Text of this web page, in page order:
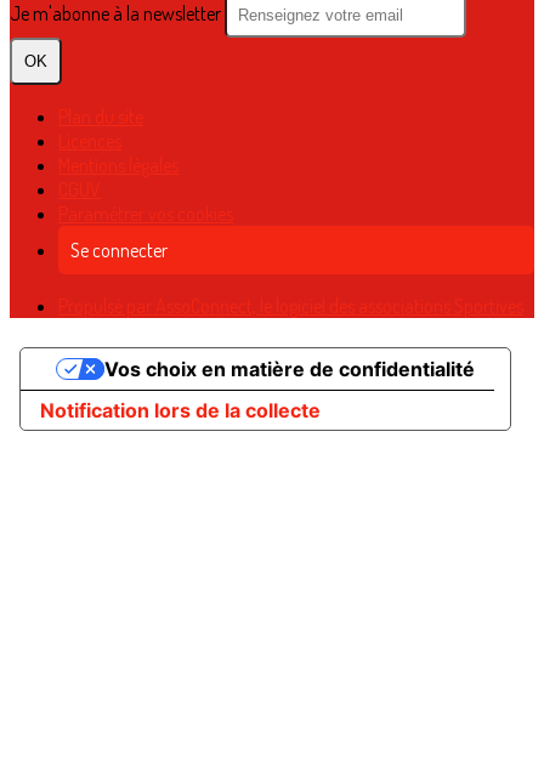
Je m'abonne à la newsletter
OK
Plan du site
Licences
Mentions légales
CGUV
Paramétrer vos cookies
Se connecter
Propulsé par AssoConnect, le logiciel des associations Sportives
Notification lors de la collecte
Vos choix en matière de confidentialité